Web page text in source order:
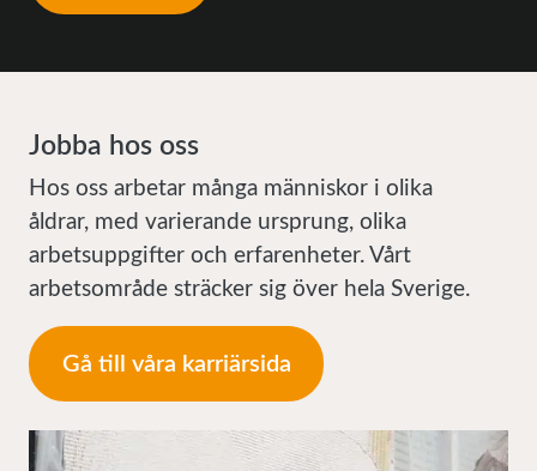
Jobba hos oss
Hos oss arbetar många människor i olika
åldrar, med varierande ursprung, olika
arbetsuppgifter och erfarenheter. Vårt
arbetsområde sträcker sig över hela Sverige.
Gå till våra karriärsida